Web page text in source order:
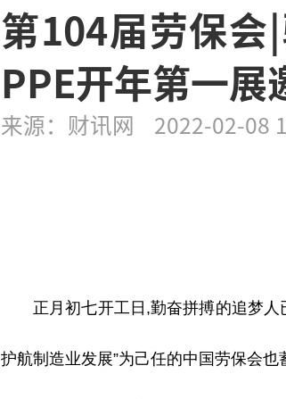
第104届劳保会
PPE开年第一展
来源：财讯网 2022-02-08
正月初七开工日,勤奋拼搏的追梦人
护航制造业发展”为己任的中国劳保会